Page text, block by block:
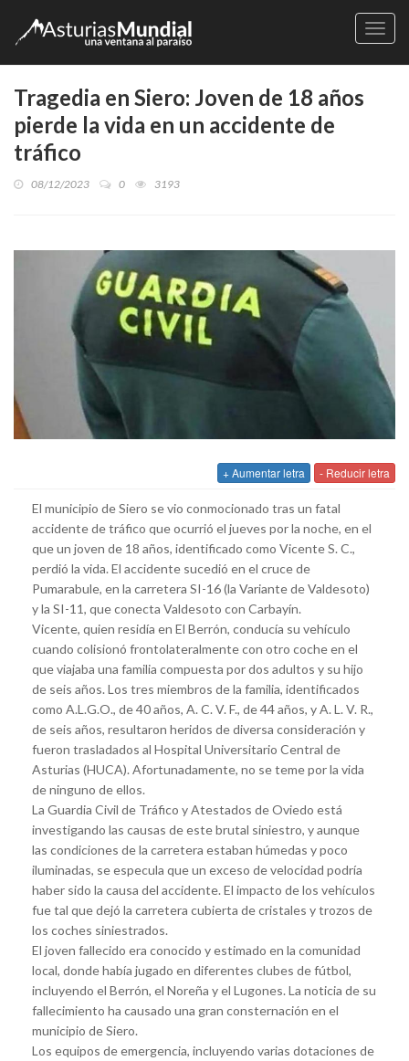
Tragedia en Siero: Joven de 18 años
pierde la vida en un accidente de
tráfico
08/12/2023 0 3193
+ Aumentar letra - Reducir letra
El municipio de Siero se vio conmocionado tras un fatal
accidente de tráfico que ocurrió el jueves por la noche, en el
que un joven de 18 años, identificado como Vicente S. C.,
perdió la vida. El accidente sucedió en el cruce de
Pumarabule, en la carretera SI-16 (la Variante de Valdesoto)
y la SI-11, que conecta Valdesoto con Carbayín.
Vicente, quien residía en El Berrón, conducía su vehículo
cuando colisionó frontolateralmente con otro coche en el
que viajaba una familia compuesta por dos adultos y su hijo
de seis años. Los tres miembros de la familia, identificados
como A.L.G.O., de 40 años, A. C. V. F., de 44 años, y A. L. V. R.,
de seis años, resultaron heridos de diversa consideración y
fueron trasladados al Hospital Universitario Central de
Asturias (HUCA). Afortunadamente, no se teme por la vida
de ninguno de ellos.
La Guardia Civil de Tráfico y Atestados de Oviedo está
investigando las causas de este brutal siniestro, y aunque
las condiciones de la carretera estaban húmedas y poco
iluminadas, se especula que un exceso de velocidad podría
haber sido la causa del accidente. El impacto de los vehículos
fue tal que dejó la carretera cubierta de cristales y trozos de
los coches siniestrados.
El joven fallecido era conocido y estimado en la comunidad
local, donde había jugado en diferentes clubes de fútbol,
incluyendo el Berrón, el Noreña y el Lugones. La noticia de su
fallecimiento ha causado una gran consternación en el
municipio de Siero.
Los equipos de emergencia, incluyendo varias dotaciones de